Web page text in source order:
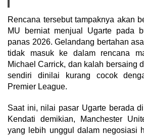
​Rencana tersebut tampaknya akan
MU berniat menjual Ugarte pada
panas 2026. Gelandang bertahan
tidak masuk ke dalam rencana
Michael Carrick, dan kalah bersaing
sendiri dinilai kurang cocok
Premier League.
​Saat ini, nilai pasar Ugarte berada
Kendati demikian, Manchester
yang lebih unggul dalam negosiasi